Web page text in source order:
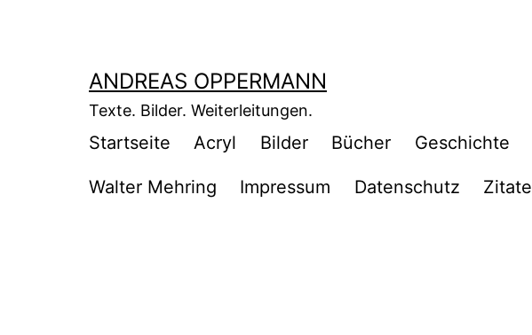
ANDREAS OPPERMANN
Texte. Bilder. Weiterleitungen.
Startseite Acryl Bilder Bücher Geschichte
Walter Mehring Impressum Datenschutz Zitate